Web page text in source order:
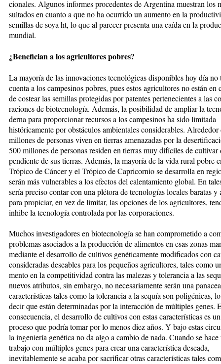
cio­na­les. Al­gu­nos in­for­mes proce­den­tes de Ar­gen­ti­­na mues­tran los
sul­ta­dos en cuanto a que no ha ocu­rrido un au­men­to en la
semillas de so­ya ht, lo que al parecer pre­sen­ta una caí­da en la
mundial.
¿Benefician a los agricultores pobres?
La mayoría de las innovaciones tec­no­lógicas disponibles hoy día no
cuenta a los campesinos pobres, pues estos agricultores no están en
de costear las semillas pro­te­gidas por patentes pertenecientes a las
raciones de biotecnología. Ade­más, la posibilidad de ampliar la
der­na para proporcionar recursos a los campe­si­nos ha sido limitada
históricamente por obstáculos ambientales conside­ra­bles. Alrede­dor
millones de per­sonas viven en tierras amenazadas por la
500 mi­llo­nes de personas residen en tierras muy di­fíciles de cultivar
pen­­dien­te de sus tierras. Además, la mayoría de la vida rural pobre
Trópico de Cáncer y el Trópico de Capricornio se desa­rro­lla en
serán más vul­ne­rables a los efectos del calenta­mien­to glo­bal. En
sería preciso con­tar con una plé­tora de tecnologías lo­ca­les baratas y
para propiciar, en vez de li­mitar, las opciones de los agri­­cul­to­res,
inhi­­be la tec­­no­logía con­trolada por las cor­pora­ciones.
Muchos investigadores en biotecnología se han comprometido a
problemas asociados a la pro­duc­ción de alimentos en esas zonas
mediante el desarrollo de cul­tivos genéticamente modificados con
consi­deradas de­sea­bles para los pequeños agricultores, tales como
mento en la com­petitividad contra las ma­le­zas y tolerancia a las
nuevos atributos, sin embargo, no necesaria­men­te serán una
ca­­racterísticas tales como la tolerancia a la sequía son poligénicas,
decir que están de­ter­mi­nadas por la interacción de múl­ti­ples genes.
consecuencia, el de­sarrollo de cultivos con estas carac­terísticas es
proceso que podría tomar por lo menos diez años. Y bajo estas
la ingeniería genética no da algo a cambio de nada. Cuando se
trabajo con múltiples ge­nes para crear una característica de­seada,
inevitablemente se acaba por sa­crificar otras características tales